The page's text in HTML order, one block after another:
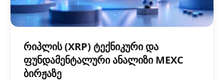
რიპლის (XRP) ტექნიკური და
ფუნდამენტალური ანალიზი MEXC
ბირჟაზე